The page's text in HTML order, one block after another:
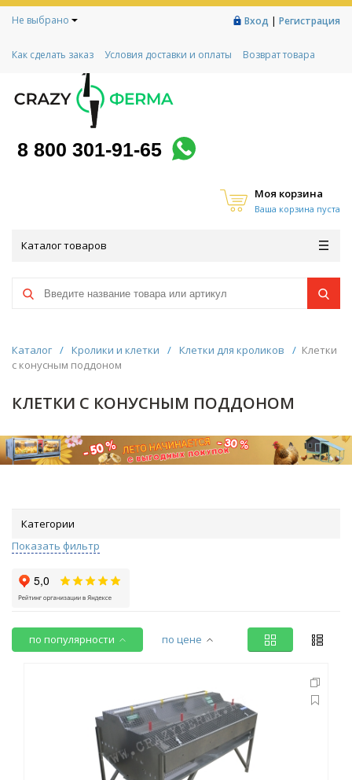
Не выбрано Вход | Регистрация
Как сделать заказ Условия доставки и оплаты
Возврат товара
Контакты
Социальный контракт
Любимая ферма
8 800 301-91-65
Моя корзина
Ваша корзина пуста
Каталог товаров
Каталог / Кролики и клетки / Клетки для кроликов / Клетки
с конусным поддоном
КЛЕТКИ С КОНУСНЫМ ПОДДОНОМ
Категории
Показать фильтр
по популярности по цене